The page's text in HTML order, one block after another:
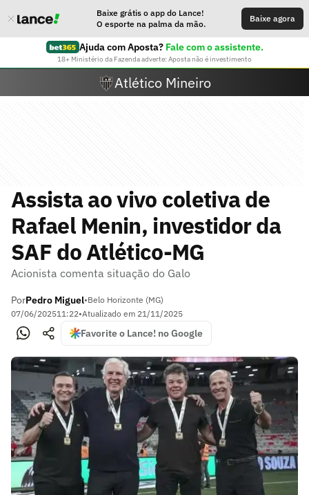
Baixe grátis o app do Lance!
O esporte na palma da mão.
Baixe agora
Ajuda com Aposta? Fale com o assistente.
18+ Ministério da Fazenda adverte: Aposta não é investimento
Atlético Mineiro
Assista ao vivo coletiva de
Rafael Menin, investidor da
SAF do Atlético-MG
Acionista comenta situação do Galo
PorPedro Miguel•Belo Horizonte (MG)
07/06/202511:22•Atualizado em 21/11/2025
Favorite o Lance! no Google